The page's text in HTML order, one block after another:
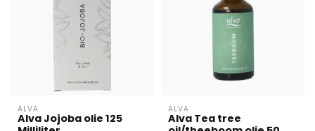
ALVA
Alva Jojoba olie 125
ALVA
Alva Tea tree